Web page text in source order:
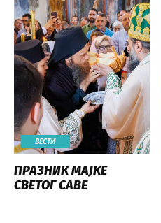
ВЕСТИ
ПРАЗНИК МАЈКЕ
СВЕТОГ САВЕ